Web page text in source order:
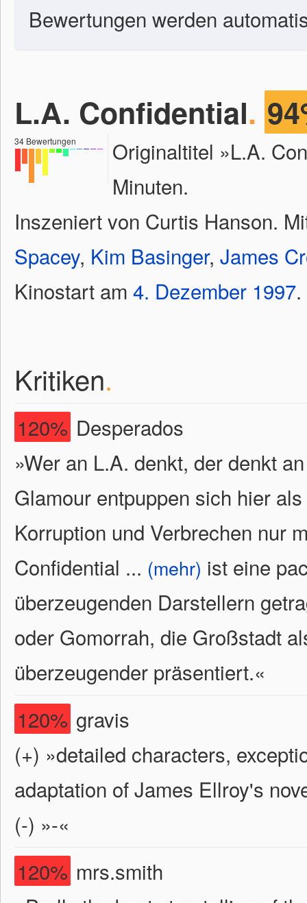
Bewertungen werden
L.A. Confidential.
34 Bewertungen
Originaltitel »L.A.
Minuten.
Inszeniert von Curtis Hanson.
Spacey, Kim Basinger, James
Kinostart am 4. Dezember 1997.
Kritiken.
120% Desperados
»Wer an L.A. denkt, der denkt
Glamour entpuppen sich hier
Korruption und Verbrechen nur
Confidential ... (mehr) ist eine
überzeugenden Darstellern
oder Gomorrah, die Großstadt
überzeugender präsentiert.«
120% gravis
(+) »detailed characters,
adaptation of James Ellroy's
(-) »-«
120% mrs.smith